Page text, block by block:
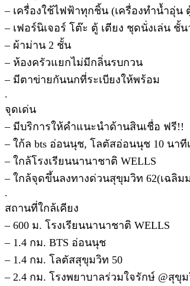
– เครื่องใช้ไฟฟ้าทุกชิ้น (เครื่องทำน้ำอุ่น
– เฟอร์นิเจอร์ โต๊ะ ตู้ เตียง ชุดนั่งเล่น ชั้
– ผ้าม่าน 2 ชั้น
– ห้องครัวแยกไม่มีกลิ่นรบกวน
– มีตาข่ายกันนกที่ระเบียงให้พร้อม
.
จุดเด่น
– มีบริการให้คำแนะนำด้านสินเชื่อ ฟรี!!
– ใก้ล bts อ่อนนุช, โลตัสอ่อนนุช 10 นาที
– ใกล้โรงเรียนนานาชาติ WELLS
– ใกล้จุดขึ้นลงทางด่วนสุขุมวิท 62(เฉลิ
.
สถานที่ใกล้เคียง
– 600 ม. โรงเรียนนานาชาติ WELLS
– 1.4 กม. BTS อ่อนนุช
– 1.4 กม. โลตัสสุขุมวิท 50
– 2.4 กม. โรงพยาบาลร่วมใจรักษ์ @สุขุ